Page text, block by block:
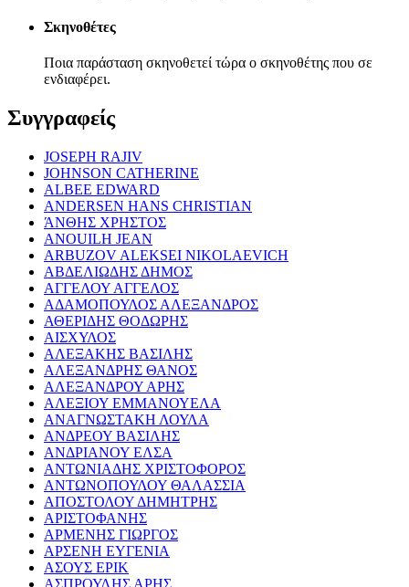
Σκηνοθέτες
Ποια παράσταση σκηνοθετεί τώρα ο σκηνοθέτης που σε
ενδιαφέρει.
Συγγραφείς
JOSEPH RAJIV
JOHNSON CATHERINE
ALBEE EDWARD
ANDERSEN HANS CHRISTIAN
ΆΝΘΗΣ ΧΡΗΣΤΟΣ
ANOUILH JEAN
ARBUZOV ALEKSEI NIKOLAEVICH
ΑΒΔΕΛΙΩΔΗΣ ΔΗΜΟΣ
ΑΓΓΕΛΟΥ ΑΓΓΕΛΟΣ
ΑΔΑΜΟΠΟΥΛΟΣ ΑΛΕΞΑΝΔΡΟΣ
ΑΘΕΡΙΔΗΣ ΘΟΔΩΡΗΣ
ΑΙΣΧΥΛΟΣ
ΑΛΕΞΑΚΗΣ ΒΑΣΙΛΗΣ
ΑΛΕΞΑΝΔΡΗΣ ΘΑΝΟΣ
ΑΛΕΞΑΝΔΡΟΥ ΑΡΗΣ
ΑΛΕΞΙΟΥ ΕΜΜΑΝΟΥΕΛΑ
ΑΝΑΓΝΩΣΤΑΚΗ ΛΟΥΛΑ
ΑΝΔΡΕΟΥ ΒΑΣΙΛΗΣ
ΑΝΔΡΙΑΝΟΥ ΕΛΣΑ
ΑΝΤΩΝΙΑΔΗΣ ΧΡΙΣΤΟΦΟΡΟΣ
ΑΝΤΩΝΟΠΟΥΛΟΥ ΘΑΛΑΣΣΙΑ
ΑΠΟΣΤΟΛΟΥ ΔΗΜΗΤΡΗΣ
ΑΡΙΣΤΟΦΑΝΗΣ
ΑΡΜΕΝΗΣ ΓΙΩΡΓΟΣ
ΑΡΣΕΝΗ ΕΥΓΕΝΙΑ
ΑΣΟΥΣ ΕΡΙΚ
ΑΣΠΡΟΥΛΗΣ ΑΡΗΣ